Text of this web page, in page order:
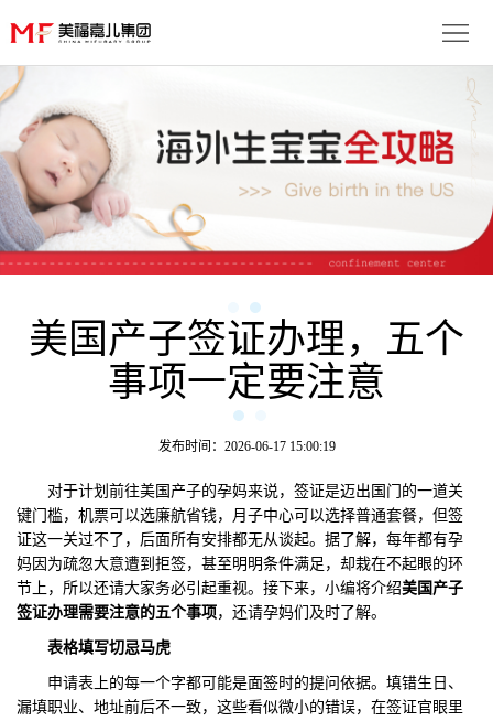
子
优
势
服
务
流
月
子
成
估
市
美国产子签证办理，五个
事项一定要注意
发布时间：2026-06-17 15:00:19
对于计划前往美国产子的孕妈来说，签证是迈出国门的一道关
键门槛，机票可以选廉航省钱，月子中心可以选择普通套餐，但签
证这一关过不了，后面所有安排都无从谈起。据了解，每年都有孕
妈因为疏忽大意遭到拒签，甚至明明条件满足，却栽在不起眼的环
节上，所以还请大家务必引起重视。接下来，小编将介绍美国产子
签证办理需要注意的五个事项，还请孕妈们及时了解。
表格填写切忌马虎
申请表上的每一个字都可能是面签时的提问依据。填错生日、
漏填职业、地址前后不一致，这些看似微小的错误，在签证官眼里